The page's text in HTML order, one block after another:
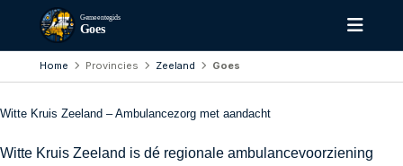
Gemeentegids
Goes
Home Provincies Zeeland Goes
Witte Kruis Zeeland – Ambulancezorg met aandacht
Witte Kruis Zeeland is dé regionale ambulancevoorziening